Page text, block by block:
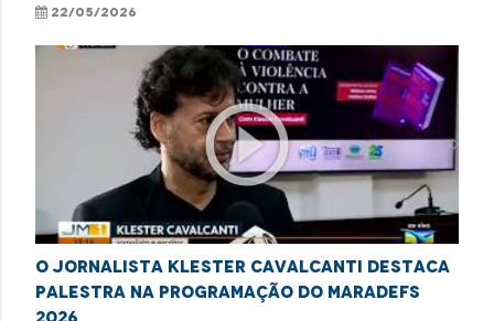
femininos
22/05/2026
play_circle_outline
O jornalista Klester Cavalcanti destaca
palestra na programação do MaraDefs